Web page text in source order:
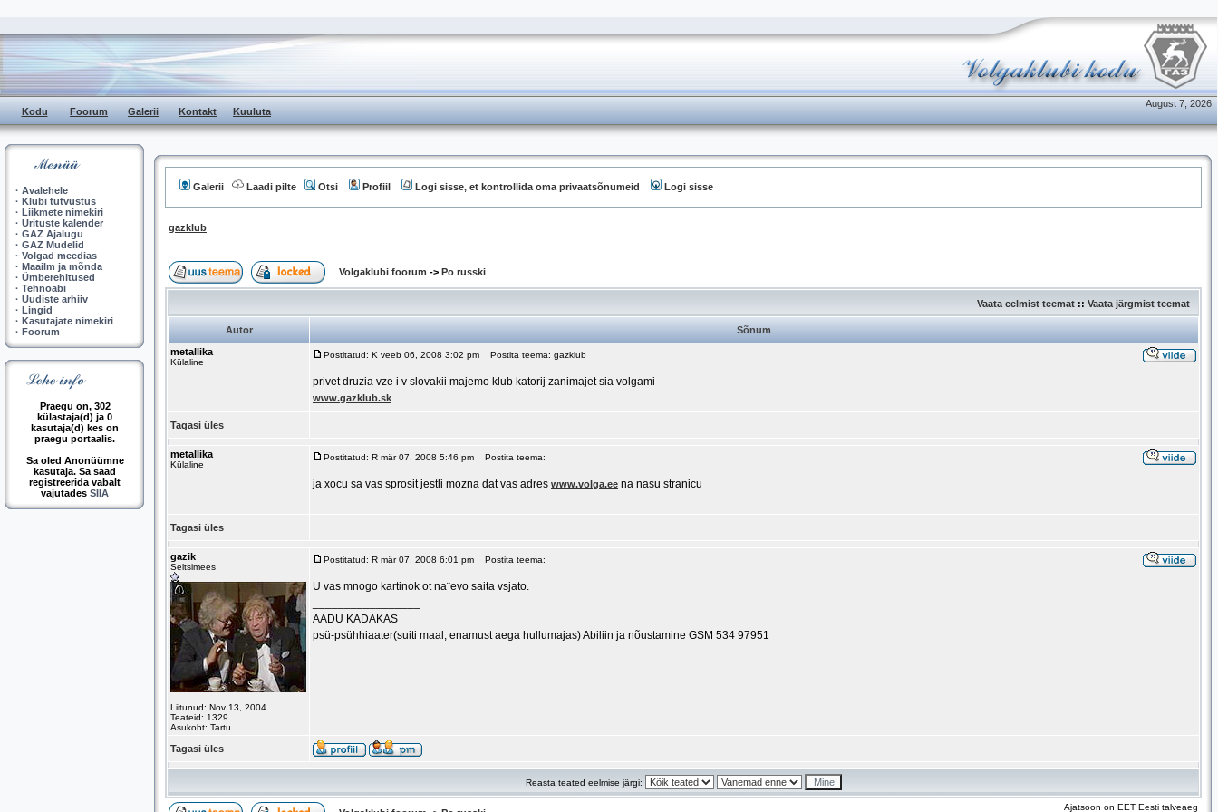
Kodu Foorum Galerii Kontakt Kuuluta
August 7, 2026
· Avalehele
· Klubi tutvustus
· Liikmete nimekiri
· Ürituste kalender
· GAZ Ajalugu
· GAZ Mudelid
· Volgad meedias
· Maailm ja mõnda
· Ümberehitused
· Tehnoabi
· Uudiste arhiiv
· Lingid
· Kasutajate nimekiri
· Foorum
Praegu on, 302
külastaja(d) ja 0
kasutaja(d) kes on
praegu portaalis.
Sa oled Anonüümne
kasutaja. Sa saad
registreerida vabalt
vajutades SIIA
Galerii Laadi pilte Otsi Profiil Logi sisse, et kontrollida oma privaatsõnumeid Logi sisse
gazklub
Volgaklubi foorum -> Po russki
Vaata eelmist teemat :: Vaata järgmist teemat
Autor
Sõnum
metallika
Külaline
Postitatud: K veeb 06, 2008 3:02 pm Postita teema: gazklub
privet druzia vze i v slovakii majemo klub katorij zanimajet sia volgami
www.gazklub.sk
Tagasi üles
metallika
Külaline
Postitatud: R mär 07, 2008 5:46 pm Postita teema:
ja xocu sa vas sprosit jestli mozna dat vas adres www.volga.ee na nasu stranicu
Tagasi üles
gazik
Seltsimees
Liitunud: Nov 13, 2004
Teateid: 1329
Asukoht: Tartu
Postitatud: R mär 07, 2008 6:01 pm Postita teema:
U vas mnogo kartinok ot na¨evo saita vsjato.
AADU KADAKAS
psü-psühhiaater(suiti maal, enamust aega hullumajas) Abiliin ja nõustamine GSM 534 97951
Tagasi üles
Reasta teated eelmise järgi:
Ajatsoon on EET Eesti talveaeg